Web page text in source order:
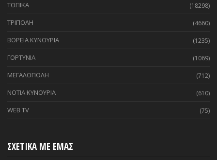
ΤΟΠΙΚΑ (18298)
ΤΡΙΠΟΛΗ (4660)
ΒΟΡΕΙΑ ΚΥΝΟΥΡΙΑ (1235)
ΓΟΡΤΥΝΙΑ (1069)
ΜΕΓΑΛΟΠΟΛΗ (712)
ΝΟΤΙΑ ΚΥΝΟΥΡΙΑ (610)
WEB TV (75)
ΣΧΕΤΙΚΑ ΜΕ ΕΜΑΣ